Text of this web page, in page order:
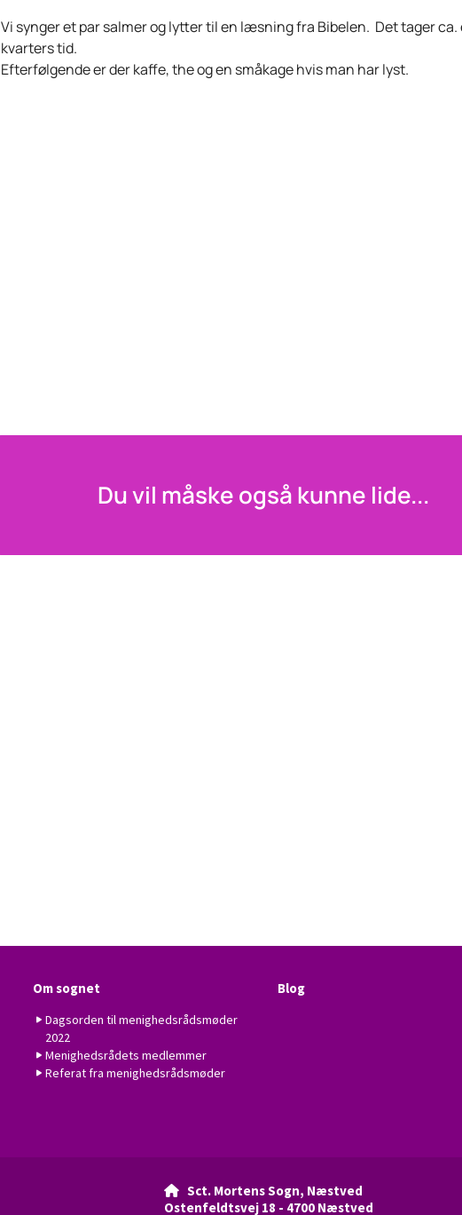
Vi synger et par salmer og lytter til en læsning fra Bibelen. Det tager ca.
kvarters tid.
Efterfølgende er der kaffe, the og en småkage hvis man har lyst.
Du vil måske også kunne lide...
Om sognet
Dagsorden til menighedsrådsmøder
2022
Menighedsrådets medlemmer
Referat fra menighedsrådsmøder
Blog
 Sct. Mortens Sogn, Næstved
Ostenfeldtsvej 18 - 4700 Næstved